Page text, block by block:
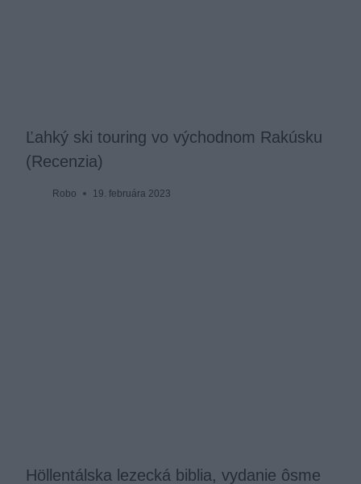
Ľahký ski touring vo východnom Rakúsku
(Recenzia)
Robo 19. februára 2023
Höllentálska lezecká biblia, vydanie ôsme